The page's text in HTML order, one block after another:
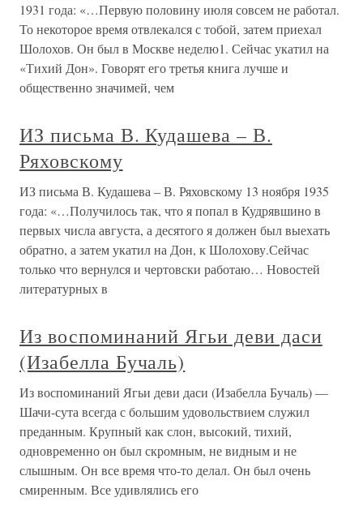
1931 года: «…Первую половину июля совсем не работал.
То некоторое время отвлекался с тобой, затем приехал
Шолохов. Он был в Москве неделю1. Сейчас укатил на
«Тихий Дон». Говорят его третья книга лучше и
общественно значимей, чем
ИЗ письма В. Кудашева – В.
Ряховскому
ИЗ письма В. Кудашева – В. Ряховскому 13 ноября 1935
года: «…Получилось так, что я попал в Кудрявшино в
первых числа августа, а десятого я должен был выехать
обратно, а затем укатил на Дон, к Шолохову.Сейчас
только что вернулся и чертовски работаю… Новостей
литературных в
Из воспоминаний Ягьи деви даси
(Изабелла Бучаль)
Из воспоминаний Ягьи деви даси (Изабелла Бучаль) —
Шачи-сута всегда с большим удовольствием служил
преданным. Крупный как слон, высокий, тихий,
одновременно он был скромным, не видным и не
слышным. Он все время что-то делал. Он был очень
смиренным. Все удивлялись его